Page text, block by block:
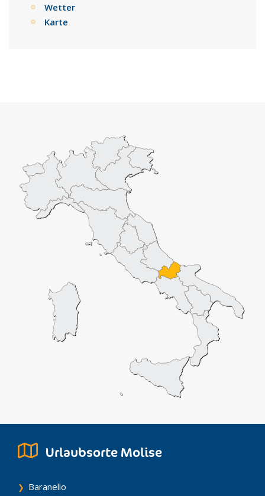
Wetter
Karte
Urlaubsorte Molise
Baranello